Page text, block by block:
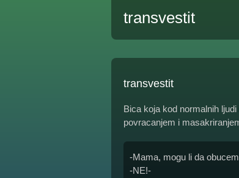
transvestit
transvestit
Bica koja kod normalnih
povracanjem i
-Mama, mogu li da
-NE!-